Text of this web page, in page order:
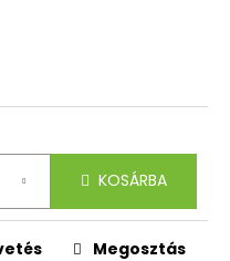
KOSÁRBA
Megosztás